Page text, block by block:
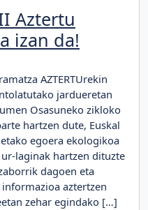
Aztertu
izan da!
AZTERTUrekin
jardueretan
Osasuneko zikloko
hartzen dute, Euskal
egoera ekologikoa
laginak hartzen dituzte
dagoen eta
aztertzen
zehar egindako […]